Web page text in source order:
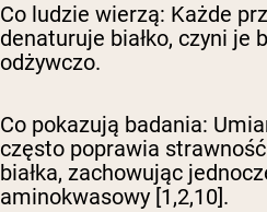
Co ludzie wierzą: Każde
denaturuje białko, czyni je
odżywczo.
Co pokazują badania:
często poprawia
białka, zachowując
aminokwasowy [1,2,10].